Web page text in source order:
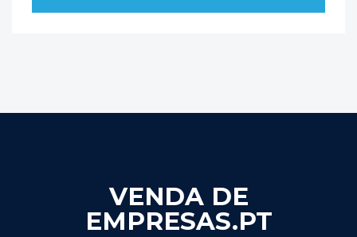
VENDA DE
EMPRESAS.PT